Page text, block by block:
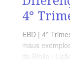
4°
EBD | 4°
maus
da Bíblia |